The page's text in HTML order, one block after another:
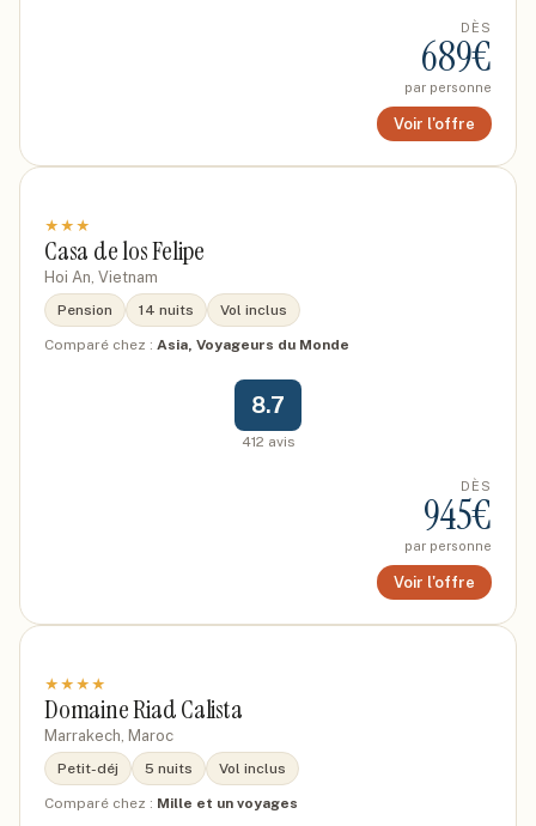
DÈS
689€
par personne
Voir l'offre
★ ★ ★
Casa de los Felipe
Hoi An, Vietnam
Pension 14 nuits Vol inclus
Comparé chez : Asia, Voyageurs du Monde
8.7
412 avis
DÈS
945€
par personne
Voir l'offre
★ ★ ★ ★
Domaine Riad Calista
Marrakech, Maroc
Petit-déj 5 nuits Vol inclus
Comparé chez : Mille et un voyages